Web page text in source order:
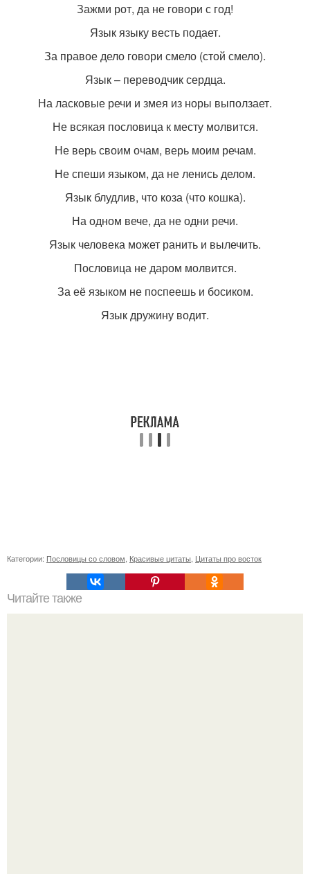
Зажми рот, да не говори с год!
Язык языку весть подает.
За правое дело говори смело (стой смело).
Язык – переводчик сердца.
На ласковые речи и змея из норы выползает.
Не всякая пословица к месту молвится.
Не верь своим очам, верь моим речам.
Не спеши языком, да не ленись делом.
Язык блудлив, что коза (что кошка).
На одном вече, да не одни речи.
Язык человека может ранить и вылечить.
Пословица не даром молвится.
За её языком не поспеешь и босиком.
Язык дружину водит.
Категории: Пословицы со словом Красивые цитаты Цитаты про восток
Читайте также